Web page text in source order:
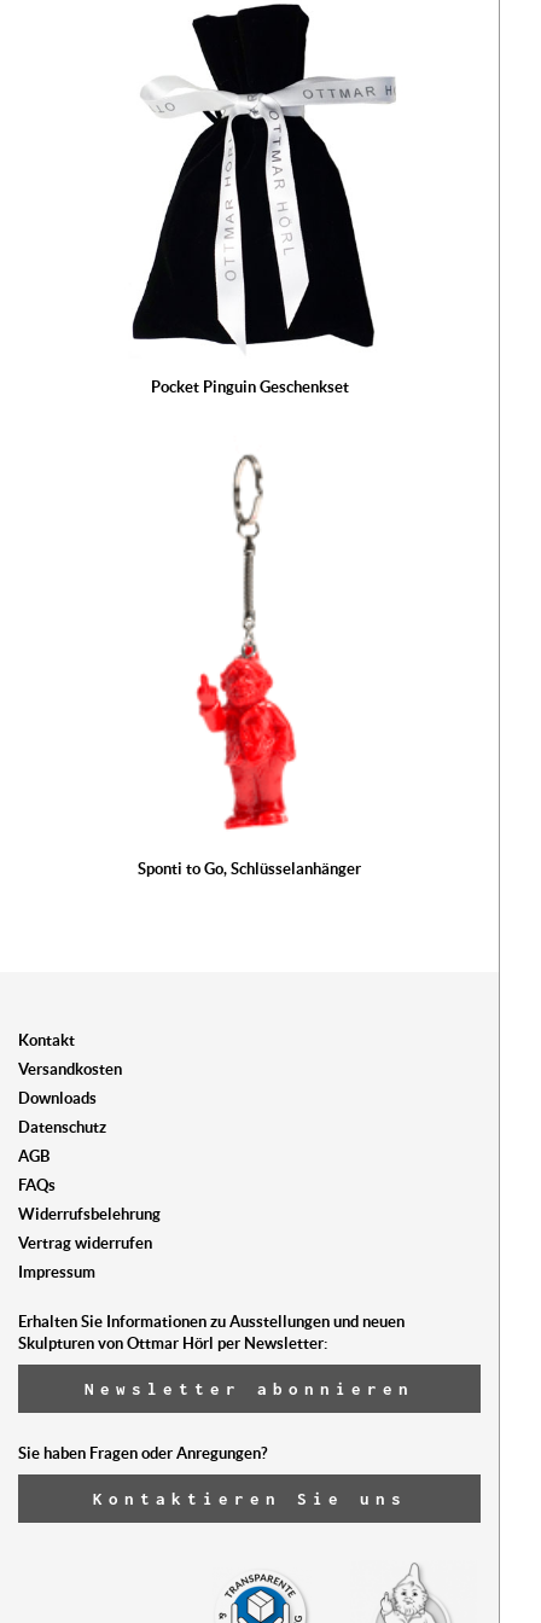
Pocket Pinguin Geschenkset
Sponti to Go, Schlüsselanhänger
Kontakt
Versandkosten
Downloads
Datenschutz
AGB
FAQs
Widerrufsbelehrung
Vertrag widerrufen
Impressum
Erhalten Sie Informationen zu Ausstellungen und neuen
Skulpturen von Ottmar Hörl per Newsletter:
Newsletter abonnieren
Sie haben Fragen oder Anregungen?
Kontaktieren Sie uns